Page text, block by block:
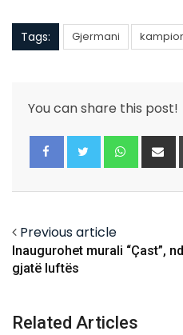
Tags: Gjermani
You can share this post!
Previous article
​Inaugurohet murali “Çast”,
gjatë luftës
Related Articles